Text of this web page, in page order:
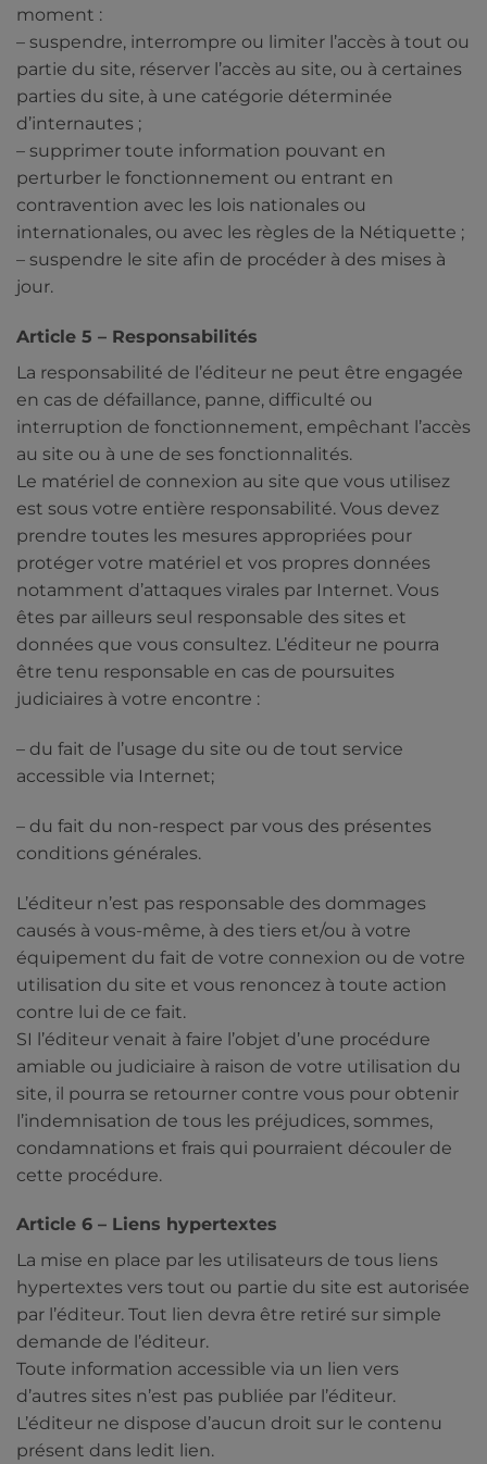
moment :
– suspendre, interrompre ou limiter l’accès à tout ou
partie du site, réserver l’accès au site, ou à certaines
parties du site, à une catégorie déterminée
d’internautes ;
– supprimer toute information pouvant en
perturber le fonctionnement ou entrant en
contravention avec les lois nationales ou
internationales, ou avec les règles de la Nétiquette ;
– suspendre le site afin de procéder à des mises à
jour.
Article 5 – Responsabilités
La responsabilité de l’éditeur ne peut être engagée
en cas de défaillance, panne, difficulté ou
interruption de fonctionnement, empêchant l’accès
au site ou à une de ses fonctionnalités.
Le matériel de connexion au site que vous utilisez
est sous votre entière responsabilité. Vous devez
prendre toutes les mesures appropriées pour
protéger votre matériel et vos propres données
notamment d’attaques virales par Internet. Vous
êtes par ailleurs seul responsable des sites et
données que vous consultez. L’éditeur ne pourra
être tenu responsable en cas de poursuites
judiciaires à votre encontre :
– du fait de l’usage du site ou de tout service
accessible via Internet;
– du fait du non-respect par vous des présentes
conditions générales.
L’éditeur n’est pas responsable des dommages
causés à vous-même, à des tiers et/ou à votre
équipement du fait de votre connexion ou de votre
utilisation du site et vous renoncez à toute action
contre lui de ce fait.
SI l’éditeur venait à faire l’objet d’une procédure
amiable ou judiciaire à raison de votre utilisation du
site, il pourra se retourner contre vous pour obtenir
l’indemnisation de tous les préjudices, sommes,
condamnations et frais qui pourraient découler de
cette procédure.
Article 6 – Liens hypertextes
La mise en place par les utilisateurs de tous liens
hypertextes vers tout ou partie du site est autorisée
par l’éditeur. Tout lien devra être retiré sur simple
demande de l’éditeur.
Toute information accessible via un lien vers
d’autres sites n’est pas publiée par l’éditeur.
L’éditeur ne dispose d’aucun droit sur le contenu
présent dans ledit lien.